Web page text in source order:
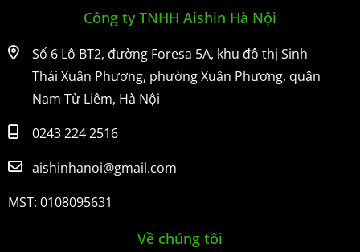
Công ty TNHH Aishin Hà Nội
Số 6 Lô BT2, đường Foresa 5A, khu đô thị Sinh
Thái Xuân Phương, phường Xuân Phương, quận
Nam Từ Liêm, Hà Nội
0243 224 2516
aishinhanoi@gmail.com
MST: 0108095631
Về chúng tôi